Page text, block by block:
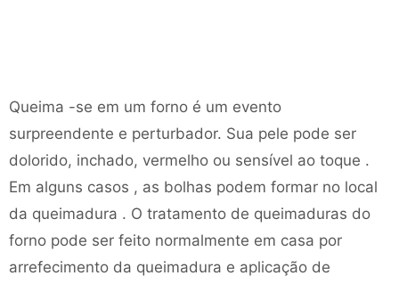
Queima -se em um forno é um evento
surpreendente e perturbador. Sua pele pode ser
dolorido, inchado, vermelho ou sensível ao toque .
Em alguns casos , as bolhas podem formar no local
da queimadura . O tratamento de queimaduras do
forno pode ser feito normalmente em casa por
arrefecimento da queimadura e aplicação de